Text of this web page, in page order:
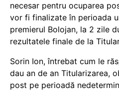
necesar pentru ocuparea
vor fi finalizate în perioada
premierul Bolojan, la 2 zile
rezultatele finale de la
Sorin Ion, întrebat cum le
dau an de an Titularizarea,
post pe perioadă